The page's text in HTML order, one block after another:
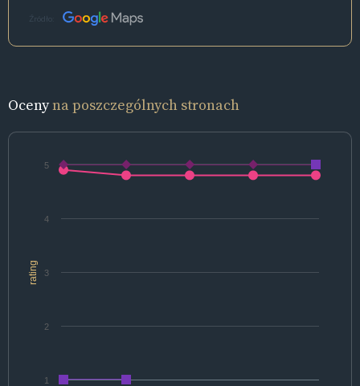
Źródło:
Ocenyna poszczególnych stronach
rating
1
2
3
4
5